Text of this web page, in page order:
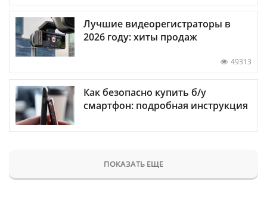
Лучшие видеорегистраторы в
2026 году: хиты продаж
49313
Как безопасно купить б/у
смартфон: подробная инструкция
ПОКАЗАТЬ ЕЩЕ